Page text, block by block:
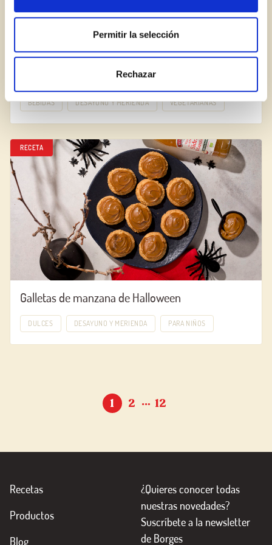
Permitir la selección
Rechazar
BEBIDAS DESAYUNO Y MERIENDA VEGETARIANAS
RECETA
Galletas de manzana de Halloween
DULCES DESAYUNO Y MERIENDA PARA NIÑOS
1 2 … 12
Recetas
Productos
Blog
¿Quieres conocer todas
nuestras novedades?
Suscríbete a la newsletter
de Borges